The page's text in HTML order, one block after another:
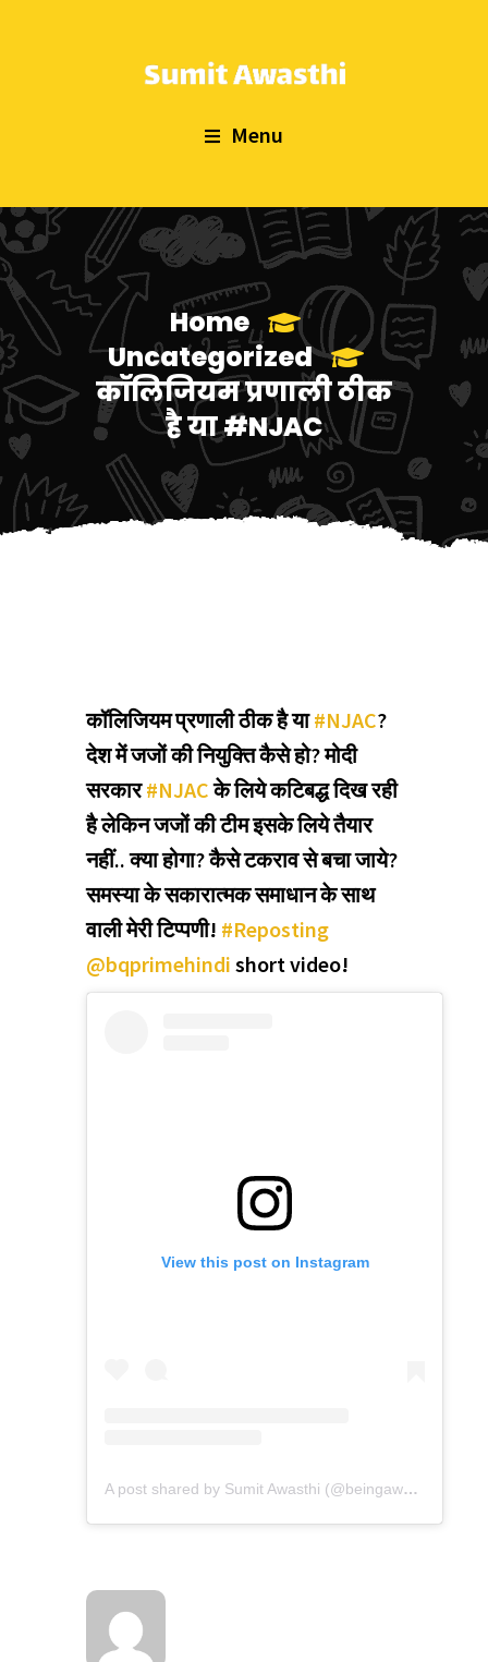
Menu
Home
Uncategorized
कॉलिजियम प्रणाली ठीक
है या #NJAC
कॉलिजियम प्रणाली ठीक है या#NJAC?
देश में जजों की नियुक्ति कैसे हो? मोदी
सरकार#NJACके लिये कटिबद्ध दिख रही
है लेकिन जजों की टीम इसके लिये तैयार
नहीं.. क्या होगा? कैसे टकराव से बचा जाये?
समस्या के सकारात्मक समाधान के साथ
वाली मेरी टिप्पणी! #Reposting
@bqprimehindi short video!
View this post on Instagram
A post shared by Sumit Awasthi (@beingawasthisumit)